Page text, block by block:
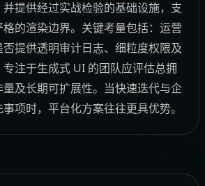
提供经过实战检验的基础设施，支
的渲染边界。关键考量包括：运营
提供透明审计日志、细粒度权限及
注于生成式 UI 的团队应评估总拥
及长期可扩展性。当快速迭代与企
项时，平台化方案往往更具优势。